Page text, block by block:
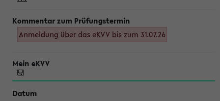
Anmeldung über das eKVV bis zum 31.07.26